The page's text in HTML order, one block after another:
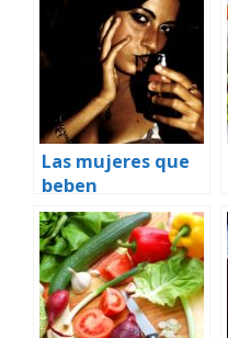
Las mujeres que
beben
moderadamente
parece ganar
menos peso que
las no bebedoras